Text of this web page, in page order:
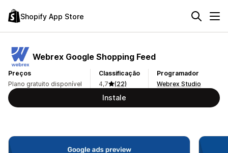
Shopify App Store
Webrex Google Shopping Feed
Preços
Plano gratuito disponível
Classificação
4,7
(22)
Programador
Webrex Studio
Instale